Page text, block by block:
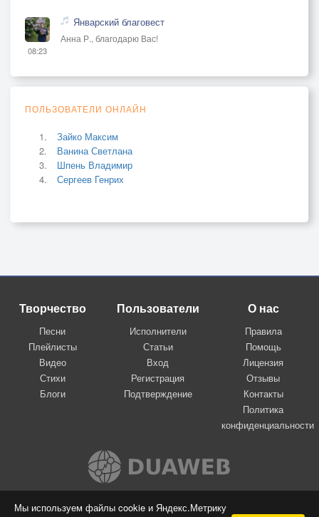
Мы используем файлы cookie и Яндекс.Метрику
08:23
Январский благовест
Анна Р., благодарю Вас!
ПОЛЬЗОВАТЕЛИ ОНЛАЙН
Зайко Максим
Ванина Светлана
Шпень Владимир
Сергеев Генрих
Творчество
Песни
Плейлисты
Видео
Стихи
Блоги
Пользователи
Исполнители
Статьи
Вход
Регистрация
Подтверждение
О нас
Правила
Помощь
Лицензия
Отзывы
Контакты
Политика
конфиденциальности
Вконтакте